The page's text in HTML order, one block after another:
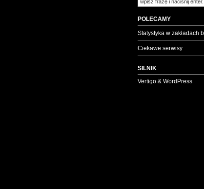
POLECAMY
Statystyka w zakładach
Ciekawe serwisy
SILNIK
Vertigo & WordPress